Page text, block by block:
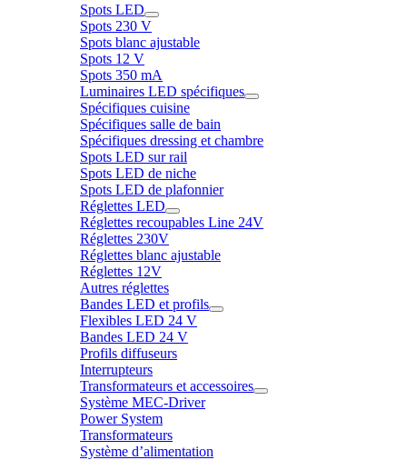
Spots LED
Spots 230 V
Spots blanc ajustable
Spots 12 V
Spots 350 mA
Luminaires LED spécifiques
Spécifiques cuisine
Spécifiques salle de bain
Spécifiques dressing et chambre
Spots LED sur rail
Spots LED de niche
Spots LED de plafonnier
Réglettes LED
Réglettes recoupables Line 24V
Réglettes 230V
Réglettes blanc ajustable
Réglettes 12V
Autres réglettes
Bandes LED et profils
Flexibles LED 24 V
Bandes LED 24 V
Profils diffuseurs
Interrupteurs
Transformateurs et accessoires
Système MEC-Driver
Power System
Transformateurs
Système d’alimentation